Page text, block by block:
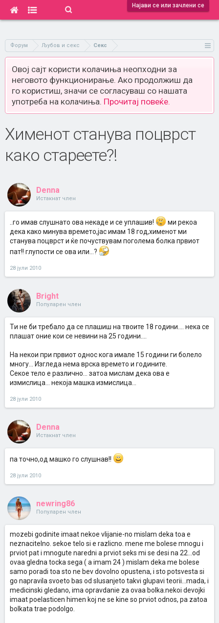
Најави се или зачлени се
Форум Љубов и секс Секс
Овој сајт користи колачиња неопходни за
неговото функционирање. Ако продолжиш да
го користиш, значи се согласуваш со нашата
употреба на колачиња. Прочитај повеќе.
Хименот станува поцврст
како стареете?!
Denna
Истакнат член
..го имав слушнато ова некаде и се уплашив!
ми рекоа
дека како минува времето,јас имам 18 год,хименот ми
станува поцврст и ќе почуствувам поголема болка првиот
пат!! глупости се ова или...?
28 јули 2010
Bright
Популарен член
Tи не би требало да се плашиш на твоите 18 години.... нека се
плашат оние кои се невини на 25 години....
На некои при првиот однос кога имале 15 години ги болело
многу... Изгледа нема врска времето и годините.
Секое тело е различно... затоа мислам дека ова е
измислица... некоја машка измислица...
28 јули 2010
Denna
Истакнат член
па точно,од машко го слушнав!!
28 јули 2010
newring86
Популарен член
mozebi godinite imaat nekoe vlijanie-no mislam deka toa e
neznacitelno. sekoe telo si e razlicno. mene me bolese mnogu i
prviot pat i mnogute naredni a prviot seks mi se desi na 22...od
ovaa gledna tocka sega ( a imam 24 ) mislam deka me bolese
samo poradi toa sto ne bev dovolno opustena, i sto potsvesta si
go napravila svoeto bas od slusanjeto takvi glupavi teorii...mada, i
medicinski gledano, ima opravdanie za ovaa bolka.nekoi devojki
imaat poelasticen himen koj ne se kine so prviot odnos, pa zatoa
bolkata trae podolgo.